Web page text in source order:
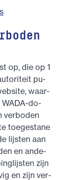
op, die op 1
pu­
waar­
WA­DA-do­
ver­bo­den
toe­ge­sta­ne
lijs­ten aan
en an­de­
zijn
en zijn ver­